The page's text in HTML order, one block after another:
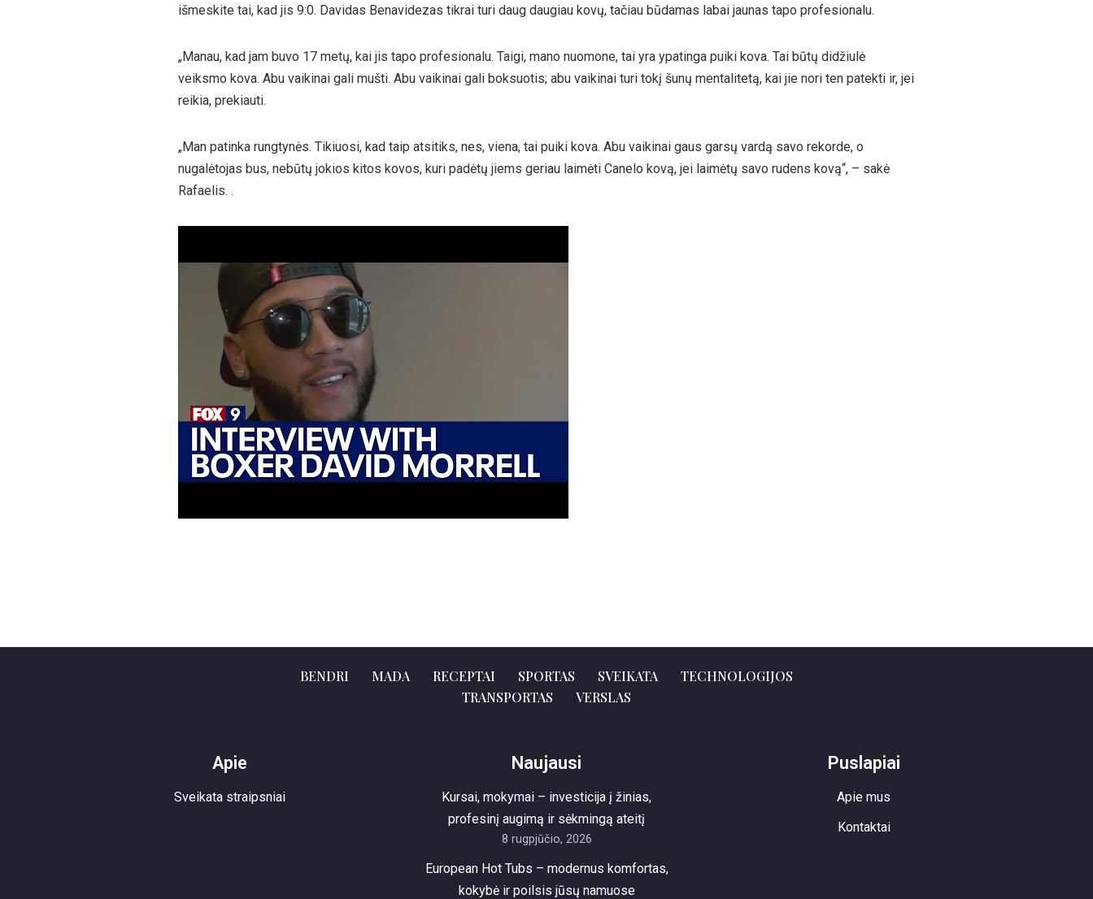
išmeskite tai, kad jis 9:0. Davidas Benavidezas tikrai turi daug daugiau kovų, tačiau būdamas labai jaunas tapo profesionalu.
„Manau, kad jam buvo 17 metų, kai jis tapo profesionalu. Taigi, mano nuomone, tai yra ypatinga puiki kova. Tai būtų didžiulė
veiksmo kova. Abu vaikinai gali mušti. Abu vaikinai gali boksuotis; abu vaikinai turi tokį šunų mentalitetą, kai jie nori ten patekti ir, jei
reikia, prekiauti.
„Man patinka rungtynės. Tikiuosi, kad taip atsitiks, nes, viena, tai puiki kova. Abu vaikinai gaus garsų vardą savo rekorde, o
nugalėtojas bus, nebūtų jokios kitos kovos, kuri padėtų jiems geriau laimėti Canelo kovą, jei laimėtų savo rudens kovą“, – sakė
Rafaelis. .
BENDRI MADA RECEPTAI SPORTAS SVEIKATA
TECHNOLOGIJOS
TRANSPORTAS
VERSLAS
Apie
Sveikata straipsniai
Naujausi
Kursai, mokymai – investicija į žinias,
profesinį augimą ir sėkmingą ateitį
8 rugpjūčio, 2026
European Hot Tubs – modernus komfortas,
kokybė ir poilsis jūsų namuose
Puslapiai
Apie mus
Kontaktai